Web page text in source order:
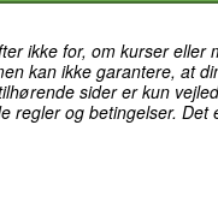
ikke for, om kurser eller
kan ikke garantere, at
sider er kun
regler og betingelser.